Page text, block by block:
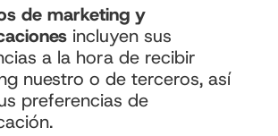
de marketing y
incluyen sus
a la hora de recibir
nuestro o de terceros, así
preferencias de